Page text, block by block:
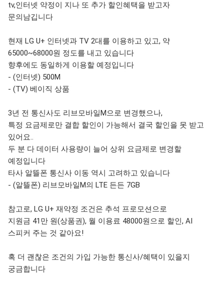
tv,인터넷 약정이 지나 또 추가 할인혜택을 받고자
문의남깁니다
현재 LG U+ 인터넷과 TV 2대를 이용하고 있고, 약
65000~68000원 정도를 내고 있습니다
향후에도 동일하게 이용할 예정입니다
- (인터넷) 500M
- (TV) 베이직 상품
3년 전 통신사도 리브모바일M으로 변경했으나,
특정 요금제로만 결합 할인이 가능해서 결국 할인을 못 받고
있어요..
두 분 다 데이터 사용량이 늘어 상위 요금제로 변경할
예정입니다
타사 알뜰폰 통신사 이동 역시 고려하고 있습니다
- (알뜰폰) 리브모바일M의 LTE 든든 7GB
참고로, LG U+ 재약정 조건은 추석 프로모션으로
지원금 41만 원(상품권), 월 이용료 48000원으로 할인, AI
스피커 주는 것 같아요!
혹 더 괜찮은 조건의 가입 가능한 통신사/혜택이 있을지
궁금합니다